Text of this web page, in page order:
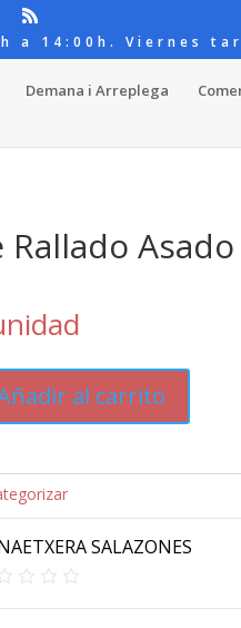
a 14:00h. Viernes
Demana i Arreplega
al carrito
SALAZONES